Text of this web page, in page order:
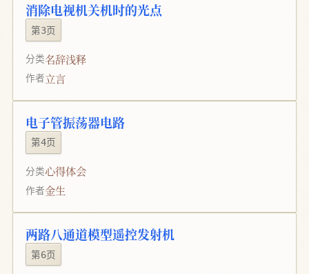
消除电视机关机时的光点
第3页
分类名辞浅释
作者立言
电子管振荡器电路
第4页
分类心得体会
作者金生
两路八通道模型遥控发射机
第6页